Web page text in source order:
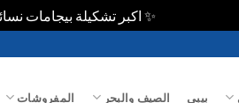
✨ اكبر تشكيلة بيجامات
بيبي الصيف والبحر المفروشات